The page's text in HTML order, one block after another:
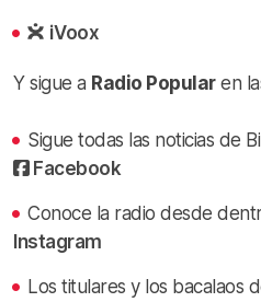
iVoox
Y sigue a Radio Popularen
Sigue todas las noticias de
Facebook
Conoce la radio desde
Instagram
Los titulares y los bacalaos